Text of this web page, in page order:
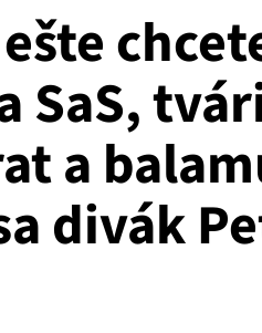
SaS,
a
divák